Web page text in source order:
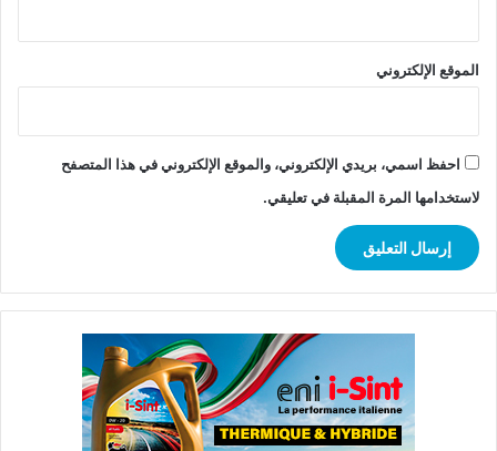
الموقع الإلكتروني
احفظ اسمي، بريدي الإلكتروني، والموقع الإلكتروني في هذا المتصفح
لاستخدامها المرة المقبلة في تعليقي.